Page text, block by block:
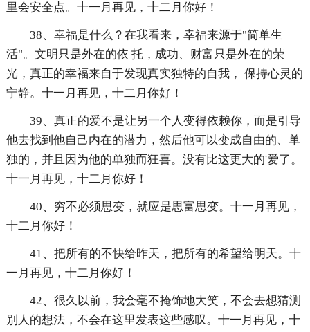
里会安全点。十一月再见，十二月你好！
38、幸福是什么？在我看来，幸福来源于"简单生
活"。文明只是外在的依 托，成功、财富只是外在的荣
光，真正的幸福来自于发现真实独特的自我， 保持心灵的
宁静。十一月再见，十二月你好！
39、真正的爱不是让另一个人变得依赖你，而是引导
他去找到他自己内在的潜力，然后他可以变成自由的、单
独的，并且因为他的单独而狂喜。没有比这更大的'爱了。
十一月再见，十二月你好！
40、穷不必须思变，就应是思富思变。十一月再见，
十二月你好！
41、把所有的不快给昨天，把所有的希望给明天。十
一月再见，十二月你好！
42、很久以前，我会毫不掩饰地大笑，不会去想猜测
别人的想法，不会在这里发表这些感叹。十一月再见，十